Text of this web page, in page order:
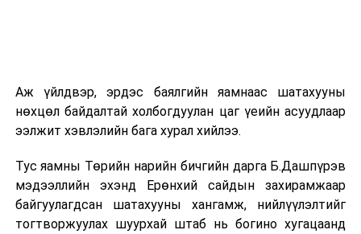
Аж үйлдвэр, эрдэс баялгийн яамнаас шатахууны
нөхцөл байдалтай холбогдуулан цаг үеийн асуудлаар
ээлжит хэвлэлийн бага хурал хийлээ.
Тус яамны Төрийн нарийн бичгийн дарга Б.Дашпүрэв
мэдээллийн эхэнд Ерөнхий сайдын захирамжаар
байгуулагдсан шатахууны хангамж, нийлүүлэлтийг
тогтворжуулах шуурхай штаб нь богино хугацаанд